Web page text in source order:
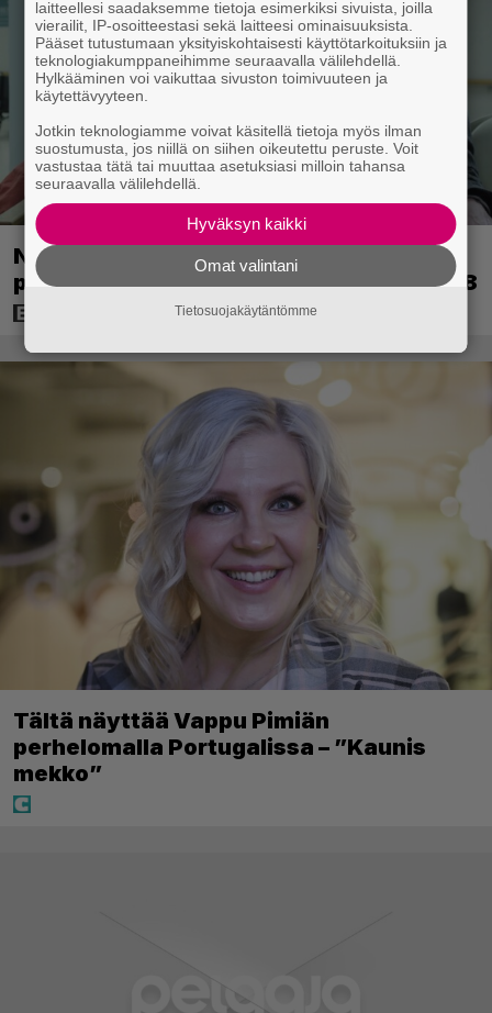
Nyt Netflixissä: Yksi viime vuosien
parhaista rikossarjoista – IMDB-arvio 8,8
Tältä näyttää Vappu Pimiän
perhelomalla Portugalissa – ”Kaunis
mekko”
laitteellesi saadaksemme tietoja esimerkiksi sivuista, joilla
vierailit, IP-osoitteestasi sekä laitteesi ominaisuuksista.
Pääset tutustumaan yksityiskohtaisesti käyttötarkoituksiin ja
teknologiakumppaneihimme seuraavalla välilehdellä.
Hylkääminen voi vaikuttaa sivuston toimivuuteen ja
käytettävyyteen.
Jotkin teknologiamme voivat käsitellä tietoja myös ilman
suostumusta, jos niillä on siihen oikeutettu peruste. Voit
vastustaa tätä tai muuttaa asetuksiasi milloin tahansa
seuraavalla välilehdellä.
Hyväksyn kaikki
Omat valintani
Tietosuojakäytäntömme